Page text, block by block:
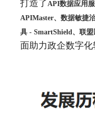
打造了API数据应用
APIMaster、数据敏捷
具 - SmartShield、联
面助力政企数字化